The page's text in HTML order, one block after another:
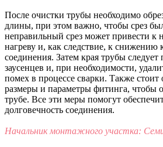
После очистки трубы необходимо
длины, при этом важно, чтобы срез
неправильный срез может привести к
нагреву и, как следствие, к снижению
соединения. Затем края трубы
заусенцев и, при необходимости,
помех в процессе сварки. Также стоит
размеры и параметры фитинга, чтобы
трубе. Все эти меры помогут
долговечность соединения.
Начальник монтажного участка: